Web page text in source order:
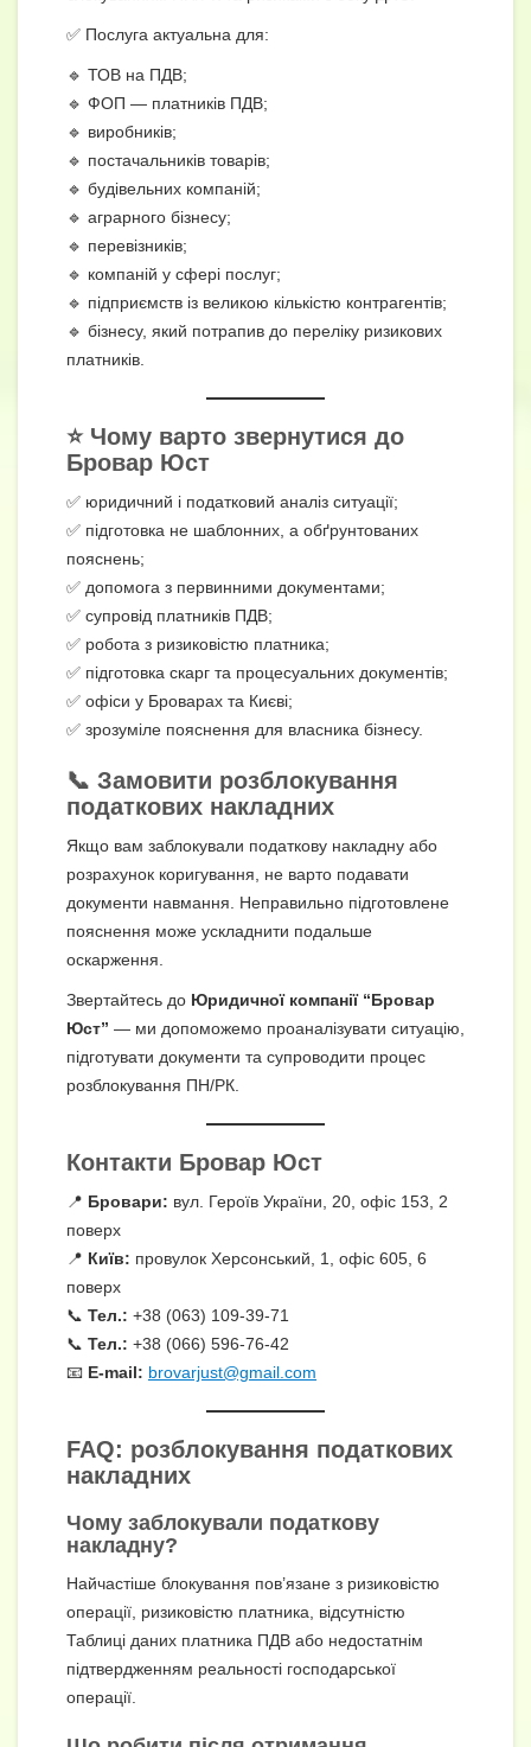
✅ Послуга актуальна для:
🔹 ТОВ на ПДВ;
🔹 ФОП — платників ПДВ;
🔹 виробників;
🔹 постачальників товарів;
🔹 будівельних компаній;
🔹 аграрного бізнесу;
🔹 перевізників;
🔹 компаній у сфері послуг;
🔹 підприємств із великою кількістю контрагентів;
🔹 бізнесу, який потрапив до переліку ризикових
платників.
⭐ Чому варто звернутися до
Бровар Юст
✅ юридичний і податковий аналіз ситуації;
✅ підготовка не шаблонних, а обґрунтованих
пояснень;
✅ допомога з первинними документами;
✅ супровід платників ПДВ;
✅ робота з ризиковістю платника;
✅ підготовка скарг та процесуальних документів;
✅ офіси у Броварах та Києві;
✅ зрозуміле пояснення для власника бізнесу.
📞 Замовити розблокування
податкових накладних
Якщо вам заблокували податкову накладну або
розрахунок коригування, не варто подавати
документи навмання. Неправильно підготовлене
пояснення може ускладнити подальше
оскарження.
Звертайтесь до Юридичної компанії “Бровар
Юст” — ми допоможемо проаналізувати ситуацію,
підготувати документи та супроводити процес
розблокування ПН/РК.
Контакти Бровар Юст
📍 Бровари: вул. Героїв України, 20, офіс 153, 2
поверх
📍 Київ: провулок Херсонський, 1, офіс 605, 6
поверх
📞 Тел.: +38 (063) 109-39-71
📞 Тел.: +38 (066) 596-76-42
📧 E-mail: brovarjust@gmail.com
FAQ: розблокування податкових
накладних
Чому заблокували податкову
накладну?
Найчастіше блокування пов’язане з ризиковістю
операції, ризиковістю платника, відсутністю
Таблиці даних платника ПДВ або недостатнім
підтвердженням реальності господарської
операції.